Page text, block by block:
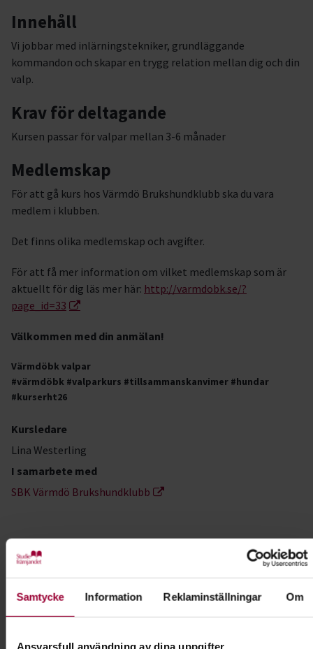
Samtycke Information Reklaminställningar Om
Ansvarsfull användning av dina uppgifter
Innehåll
Vi jobbar med inlärningstekniker, grundläggande
kommandon och skapar en trygg relation mellan dig och din
valp.
Krav för deltagande
Kursen passar för valpar mellan 3-6 månader
Medlemskap
För att gå kurs hos Värmdö Brukshundklubb ska du vara
medlem i klubben.
Det finns olika medlemskap och avgifter.
För att få mer information om vilket medlemskap som är
aktuellt för dig läs mer här: http://varmdobk.se/?
page_id=33
Välkommen med din anmälan!
Värmdöbk valpar
#värmdöbk #valparkurs #tillsammanskanvimer #hundar
#kurserht26
Kursledare
Lina Westerling
I samarbete med
SBK Värmdö Brukshundklubb
Kontakt
Anna Edbom
Folkbildningsutvecklare Natur,
Djur & Miljö
Skicka e-post